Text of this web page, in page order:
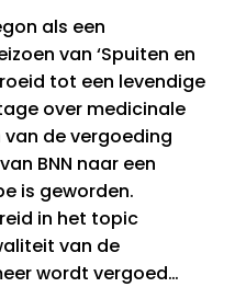
als een
van ‘Spuiten en
tot een levendige
over medicinale
de vergoeding
BNN naar een
is geworden.
in het topic
van de
wordt vergoed…